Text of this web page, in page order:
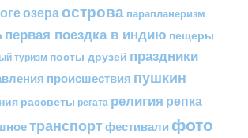
озераострова парапланеризм
первая поездка в индию пещеры
туризм посты друзей праздники
происшествия пушкин
рассветы регата религия репка
транспортфестивали фото